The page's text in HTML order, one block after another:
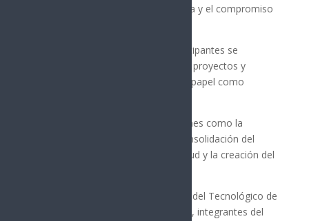
ejercer el liderazgo desde la empatía y el compromiso
En noviembre y diciembre, los participantes se
prepararon en liderazgo, gestión de proyectos y
trabajo en equipo, fortaleciendo su papel como
El Gobierno Municipal resaltó acciones como la
instalación del Cabildo Juvenil, la consolidación del
Instituto Hermosillense de la Juventud y la creación del
Al evento asistieron representantes del Tecnológico de
Monterrey, autoridades municipales, integrantes del